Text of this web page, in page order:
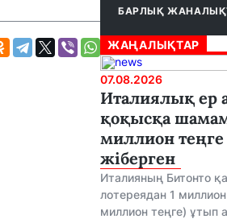
БАРЛЫҚ
ЖАҢАЛЫҚТАР
07.08.2026
Италиялық ер
қоқысқа
миллион теңге
жіберген
Италияның Битонто
лотереядан 1
миллион теңге) ұтып